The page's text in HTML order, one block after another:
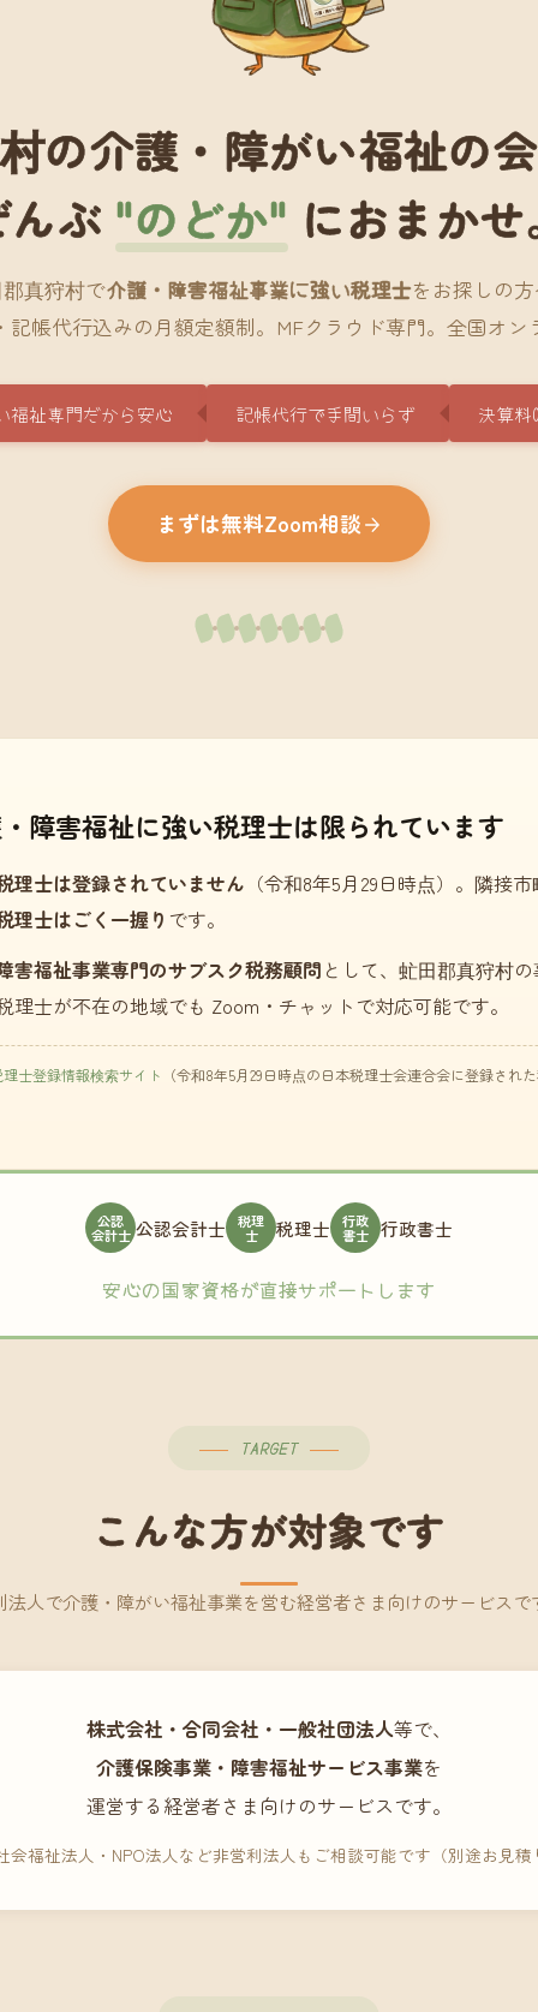
の介護・障がい福祉の
ぶ "のどか" におまか
真狩村で介護・障害福祉事業に強い税理士をお探しの
記帳代行込みの月額定額制。MFクラウド専門。全国オン
福祉専門だから安心 記帳代行で手間いらず 決算料
まずは無料Zoom相談
障害福祉に強い税理士は限られています
理士は登録されていません （令和8年5月29日時点）。隣接
理士はごく一握り です。
害福祉事業専門のサブスク税務顧問 として、虻田郡真狩村
士が不在の地域でも Zoom・チャットで対応可能です。
士登録情報検索サイト （令和8年5月29日時点の日本税理士会連合会に登録され
公認
会計士 公認会計士 税理
士 税理士 行政
書士 行政書士
安心の国家資格が直接サポートします
TARGET
こんな方が対象です
法人で介護・障がい福祉事業を営む経営者さま向けのサービスで
株式会社・合同会社・一般社団法人等で、
介護保険事業・障害福祉サービス事業を
運営する経営者さま向けのサービスです。
福祉法人・NPO法人など非営利法人もご相談可能です（別途お見積